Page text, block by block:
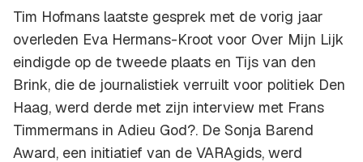
Tim Hofmans laatste gesprek met de vorig jaar
overleden Eva Hermans-Kroot voor Over Mijn Lijk
eindigde op de tweede plaats en Tijs van den
Brink, die de journalistiek verruilt voor politiek Den
Haag, werd derde met zijn interview met Frans
Timmermans in Adieu God?. De Sonja Barend
Award, een initiatief van de VARAgids, werd